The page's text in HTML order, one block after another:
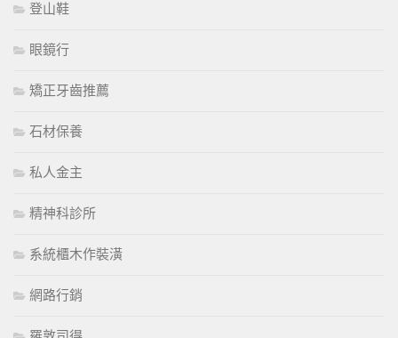
登山鞋
眼鏡行
矯正牙齒推薦
石材保養
私人金主
精神科診所
系統櫃木作裝潢
網路行銷